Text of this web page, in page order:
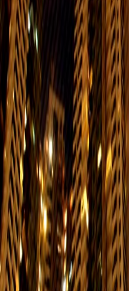
筲箕灣 → 田灣
星期一至五
星期
05:45-00:15
小西灣 (藍灣半島) → 北角碼頭
星期一至五
星期
06:00-23:30
北角碼頭 → 小西灣 (藍灣半島)
星期一至五
星期
06:00-00:00
海怡半島 → 筲箕灣
星期一至五
星期
06:20-00:00